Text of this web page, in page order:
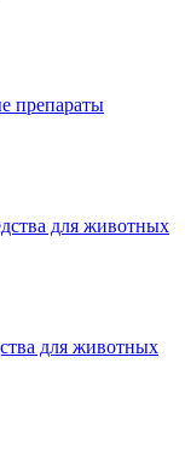
препараты
для животных
для животных